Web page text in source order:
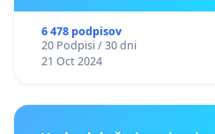
6 478 podpisov
20 Podpisi / 30 dni
21 Oct 2024